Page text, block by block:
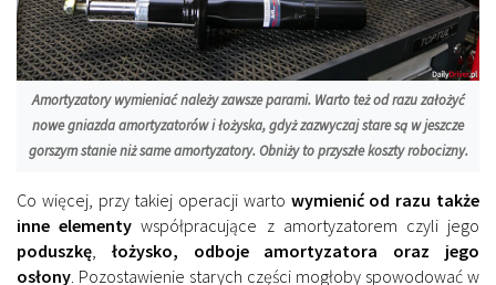
Amortyzatory wymieniać należy zawsze parami. Warto też od razu założyć
nowe gniazda amortyzatorów i łożyska, gdyż zazwyczaj stare są w jeszcze
gorszym stanie niż same amortyzatory. Obniży to przyszłe koszty robocizny.
Co więcej, przy takiej operacji warto wymienić od razu także
inne elementywspółpracujące z amortyzatorem czyli jego
poduszkę, łożysko, odboje amortyzatora oraz jego
osłony. Pozostawienie starych części mogłoby spowodować w